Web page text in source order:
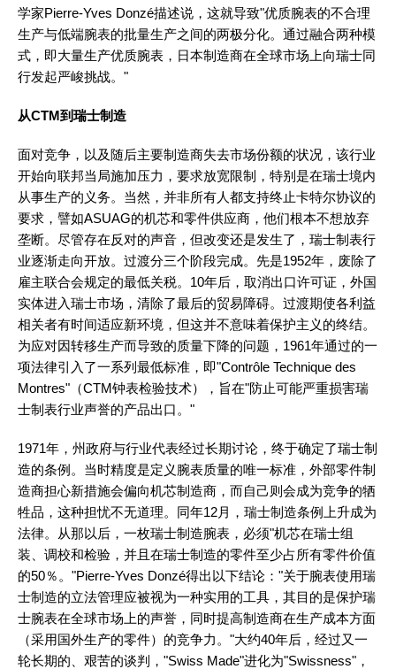
学家Pierre-Yves Donzé描述说，这就导致"优质腕表的不合理
生产与低端腕表的批量生产之间的两极分化。通过融合两种模
式，即大量生产优质腕表，日本制造商在全球市场上向瑞士同
行发起严峻挑战。"
从CTM到瑞士制造
面对竞争，以及随后主要制造商失去市场份额的状况，该行业
开始向联邦当局施加压力，要求放宽限制，特别是在瑞士境内
从事生产的义务。当然，并非所有人都支持终止卡特尔协议的
要求，譬如ASUAG的机芯和零件供应商，他们根本不想放弃
垄断。尽管存在反对的声音，但改变还是发生了，瑞士制表行
业逐渐走向开放。过渡分三个阶段完成。先是1952年，废除了
雇主联合会规定的最低关税。10年后，取消出口许可证，外国
实体进入瑞士市场，清除了最后的贸易障碍。过渡期使各利益
相关者有时间适应新环境，但这并不意味着保护主义的终结。
为应对因转移生产而导致的质量下降的问题，1961年通过的一
项法律引入了一系列最低标准，即"Contrôle Technique des
Montres"（CTM钟表检验技术），旨在"防止可能严重损害瑞
士制表行业声誉的产品出口。"
1971年，州政府与行业代表经过长期讨论，终于确定了瑞士制
造的条例。当时精度是定义腕表质量的唯一标准，外部零件制
造商担心新措施会偏向机芯制造商，而自己则会成为竞争的牺
牲品，这种担忧不无道理。同年12月，瑞士制造条例上升成为
法律。从那以后，一枚瑞士制造腕表，必须"机芯在瑞士组
装、调校和检验，并且在瑞士制造的零件至少占所有零件价值
的50％。"Pierre-Yves Donzé得出以下结论："关于腕表使用瑞
士制造的立法管理应被视为一种实用的工具，其目的是保护瑞
士腕表在全球市场上的声誉，同时提高制造商在生产成本方面
（采用国外生产的零件）的竞争力。"大约40年后，经过又一
轮长期的、艰苦的谈判，"Swiss Made"进化为"Swissness"，